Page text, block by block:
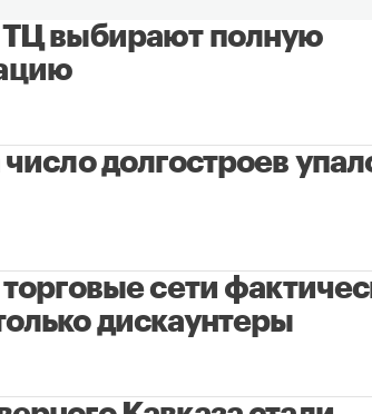
ТЦ выбирают полную
долгостроев
торговые сети
дискаунтеры